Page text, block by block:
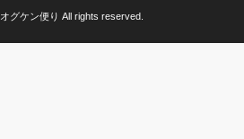
オグケン便り All rights reserved.